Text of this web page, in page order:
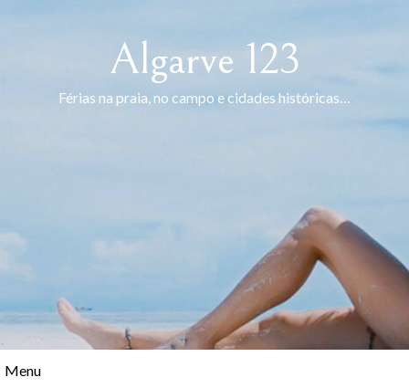
Algarve 123
Férias na praia, no campo e cidades históricas…
Menu